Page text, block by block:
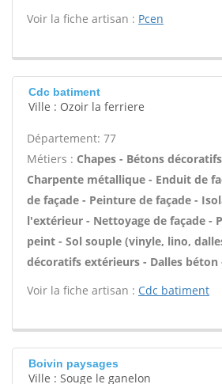
Voir la fiche artisan : Pcen
Cdc batiment
Ville : Ozoir la ferriere
Département: 77
Métiers : Chapes - Bétons
Charpente métallique - Enduit de
de façade - Peinture de façade -
l'extérieur - Nettoyage de façade -
peint - Sol souple (vinyle, lino,
décoratifs extérieurs - Dalles béton
Voir la fiche artisan : Cdc batiment
Boivin paysages
Ville : Souge le ganelon